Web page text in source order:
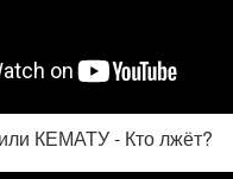
КЕМАТУ - Кто лжёт?